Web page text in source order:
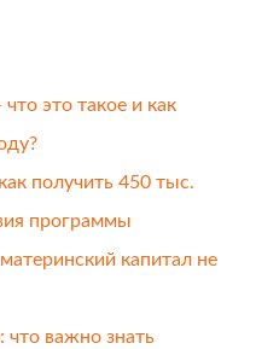
это такое и как
получить 450 тыс.
программы
капитал не
что важно знать